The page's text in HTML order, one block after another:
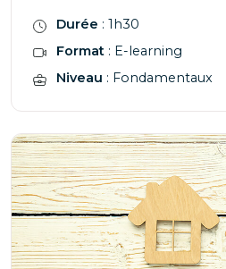
Durée : 1h30
Format : E-learning
Niveau : Fondamentaux